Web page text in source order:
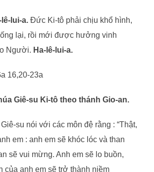
lê-lui-a. Đức Ki-tô phải chịu khổ hình,
lại, rồi mới được hưởng vinh
Người. Ha-lê-lui-a.
16,20-23a
Giê-su Ki-tô theo thánh Gio-an.
su nói với các môn đệ rằng : “Thật,
em : anh em sẽ khóc lóc và than
sẽ vui mừng. Anh em sẽ lo buồn,
của anh em sẽ trở thành niềm